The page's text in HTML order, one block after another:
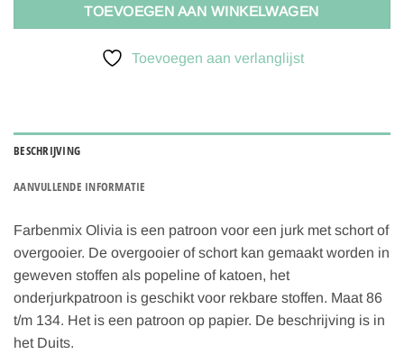
TOEVOEGEN AAN WINKELWAGEN
Toevoegen aan verlanglijst
BESCHRIJVING
AANVULLENDE INFORMATIE
Farbenmix Olivia is een patroon voor een jurk met schort of
overgooier. De overgooier of schort kan gemaakt worden in
geweven stoffen als popeline of katoen, het
onderjurkpatroon is geschikt voor rekbare stoffen. Maat 86
t/m 134. Het is een patroon op papier. De beschrijving is in
het Duits.